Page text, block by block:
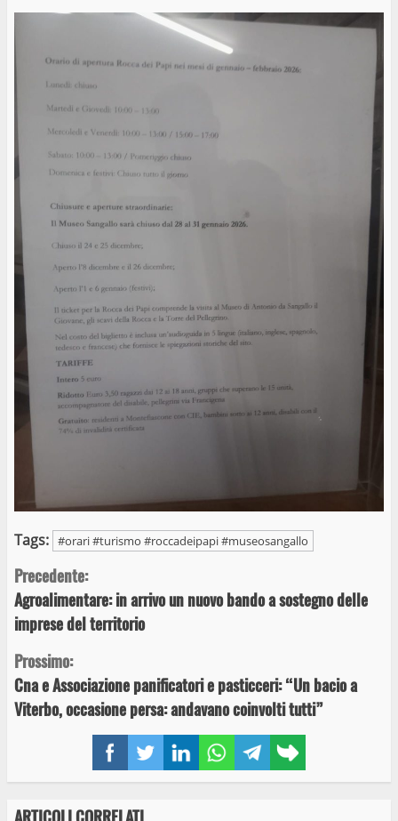
FacebookTwitterLinkedInWhatsAppTelegram
link
Tags: #orari #turismo #roccadeipapi #museosangallo
Continue
Reading
Precedente:
Agroalimentare: in arrivo un nuovo bando a sostegno delle
imprese del territorio
Prossimo:
Cna e Associazione panificatori e pasticceri: “Un bacio a
Viterbo, occasione persa: andavano coinvolti tutti”